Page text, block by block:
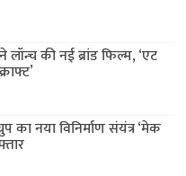
लॉन्च की नई ब्रांड फिल्म, ‘एट
का नया विनिर्माण संयंत्र ‘मेक